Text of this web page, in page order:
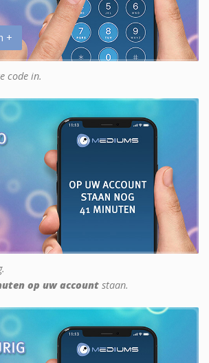
+
code in.
op uw account staan.